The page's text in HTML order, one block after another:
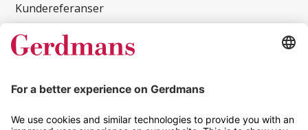
Kundereferanser
Magasin
Tips og guider
Kontakt
info@gerdmans.no